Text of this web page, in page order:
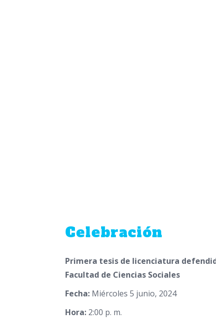
Celebración
Primera tesis de licenciatura
Facultad de Ciencias Sociales
Fecha: Miércoles 5 junio, 2024
Hora: 2:00 p. m.